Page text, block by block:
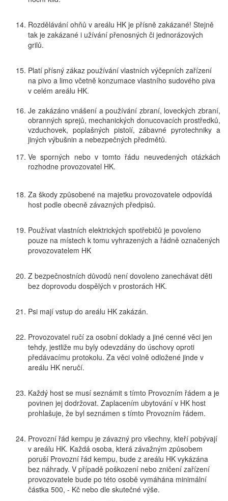
Rozdělávání ohňů v areálu HK je přísně zakázané! Stejně
tak je zakázané i užívání přenosných či jednorázových
grilů.
Platí přísný zákaz používání vlastních výčepních zařízení
na pivo a limo včetně konzumace vlastního sudového piva
v celém areálu HK.
Je zakázáno vnášení a používání zbraní, loveckých zbraní,
obranných sprejů, mechanických donucovacích prostředků,
vzduchovek, poplašných pistolí, zábavné pyrotechniky a
jiných výbušnin a nebezpečných předmětů.
Ve sporných nebo v tomto řádu neuvedených otázkách
rozhodne provozovatel HK.
Za škody způsobené na majetku provozovatele odpovídá
host podle obecně závazných předpisů.
Používat vlastních elektrických spotřebičů je povoleno
pouze na místech k tomu vyhrazených a řádně označených
provozovatelem HK
Z bezpečnostních důvodů není dovoleno zanechávat děti
bez doprovodu dospělých v prostorách HK.
Psi mají vstup do areálu HK zakázán.
Provozovatel ručí za osobní doklady a jiné cenné věci jen
tehdy, jestliže mu byly odevzdány do úschovy oproti
předávacímu protokolu. Za věci volně odložené jinde v
areálu HK neručí.
Každý host se musí seznámit s tímto Provozním řádem a je
povinen jej dodržovat. Zaplacením ubytování v HK host
prohlašuje, že byl seznámen s tímto Provozním řádem.
Provozní řád kempu je závazný pro všechny, kteří pobývají
v areálu HK. Každá osoba, která závažným způsobem
poruší Provozní řád kempu, bude z areálu HK vykázána
bez náhrady. V případě poškození nebo zničení zařízení
provozovatele bude po této osobě vymáhána minimální
částka 500, - Kč nebo dle skutečné výše.